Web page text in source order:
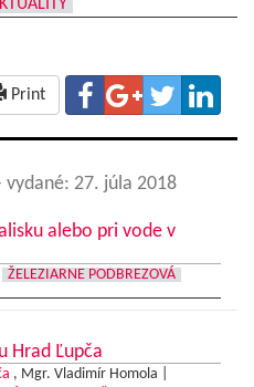
Print
vydané: 27. júla 2018
alebo pri vode v
ŽELEZIARNE PODBREZOVÁ
Hrad Ľupča
, Mgr. Vladimír Homola |